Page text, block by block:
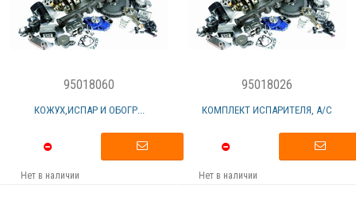
95018060
КОЖУХ,ИСПАР И ОБОГР...
Нет в наличии
95018026
КОМПЛЕКТ ИСПАРИТЕЛЯ, А/С
Нет в наличии